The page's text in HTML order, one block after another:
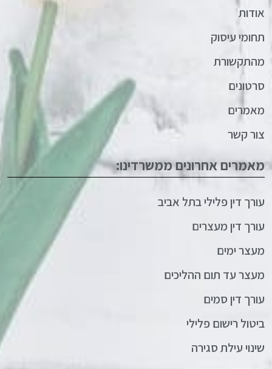
אודות
תחומי עיסוק
מהתקשורת
סרטונים
מאמרים
צור קשר
מאמרים אחרונים ממשרדינו:
עורך דין פלילי בתל אביב
עורך דין מעצרים
מעצר ימים
מעצר עד תום ההליכים
עורך דין סמים
ביטול רישום פלילי
שינוי עילת סגירה